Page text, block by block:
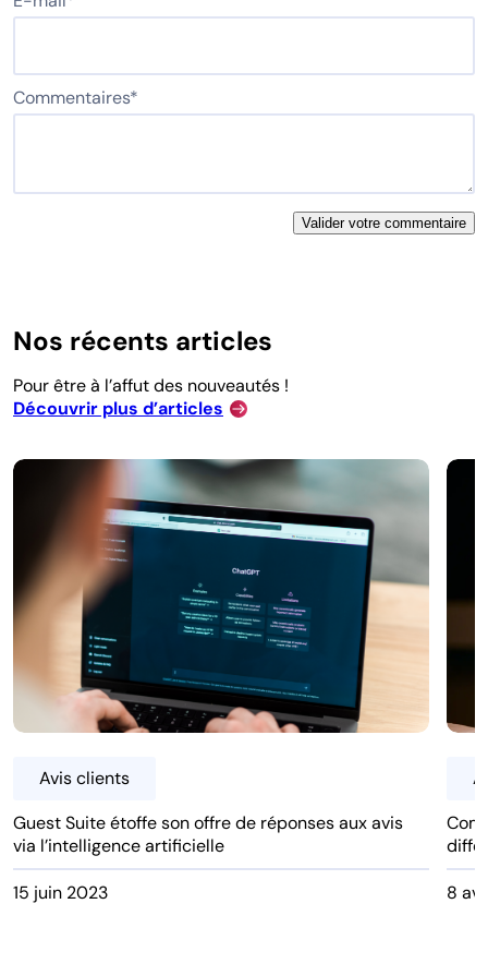
Commentaires*
Nos récents articles
Pour être à l’affut des nouveautés !
Découvrir plus d’articles
Avis clients
Guest Suite étoffe son offre de réponses aux avis
via l’intelligence artificielle
15 juin 2023 8